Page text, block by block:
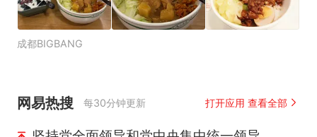
成都BIGBANG
网易热搜 每30分钟更新 打开应用 查看全部